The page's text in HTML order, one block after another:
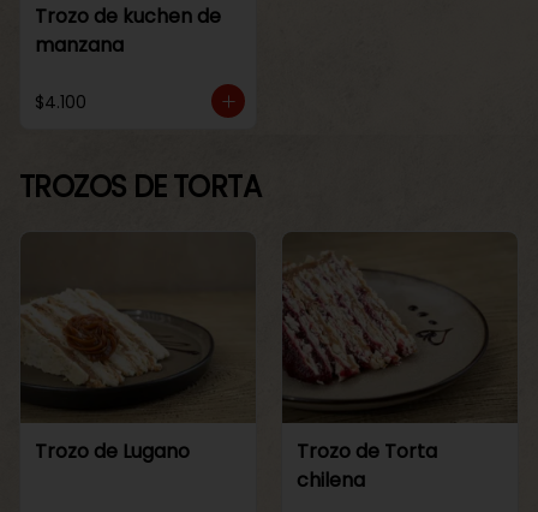
Trozo de kuchen de
manzana
$4.100
TROZOS DE TORTA
Trozo de Lugano
Trozo de Torta
chilena